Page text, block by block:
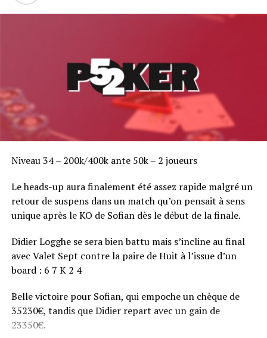
Niveau 34 – 200k/400k ante 50k – 2 joueurs
Le heads-up aura finalement été assez rapide malgré un
retour de suspens dans un match qu’on pensait à sens
unique après le KO de Sofian dès le début de la finale.
Didier Logghe se sera bien battu mais s’incline au final
avec Valet Sept contre la paire de Huit à l’issue d’un
board : 6 7 K 2 4
Belle victoire pour Sofian, qui empoche un chèque de
35230€, tandis que Didier repart avec un gain de
23350€.